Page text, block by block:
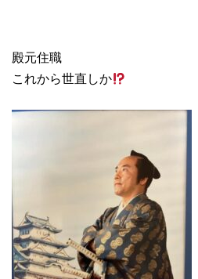
殿元住職
これから世直しか